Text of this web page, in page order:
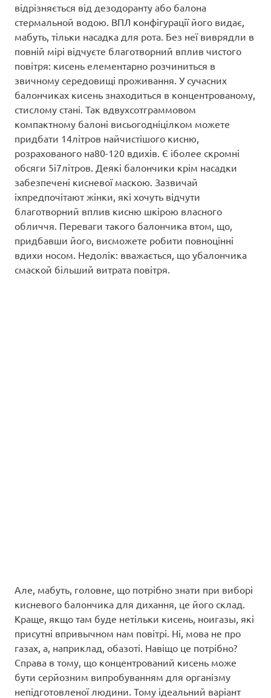
відрізняється від дезодоранту або балона
стермальной водою. ВПЛ конфігурації його видає,
мабуть, тільки насадка для рота. Без неї виврядли в
повній мірі відчуєте благотворний вплив чистого
повітря: кисень елементарно розчиниться в
звичному середовищі проживання. У сучасних
балончиках кисень знаходиться в концентрованому,
стислому стані. Так вдвухсотграммовом
компактному балоні висьогодніцілком можете
придбати 14літров найчистішого кисню,
розрахованого на80-120 вдихів. Є іболее скромні
обсяги 5і7літров. Деякі балончики крім насадки
забезпечені кисневої маскою. Зазвичай
іхпредпочітают жінки, які хочуть відчути
благотворний вплив кисню шкірою власного
обличчя. Переваги такого балончика втом, що,
придбавши його, висможете робити повноцінні
вдихи носом. Недолік: вважається, що убалончика
смаской більший витрата повітря.
Але, мабуть, головне, що потрібно знати при виборі
кисневого балончика для дихання, це його склад.
Краще, якщо там буде нетільки кисень, ноигазы, які
присутні впривычном нам повітрі. Ні, мова не про
газах, а, наприклад, обазоті. Навіщо це потрібно?
Справа в тому, що концентрований кисень може
бути серйозним випробуванням для організму
непідготовленої людини. Тому ідеальний варіант